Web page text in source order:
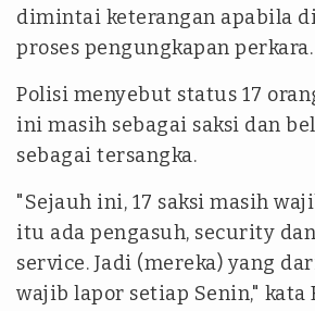
dimintai keterangan apabila
proses pengungkapan perkara.
Polisi menyebut status 17
ini masih sebagai saksi dan
sebagai tersangka.
"Sejauh ini, 17 saksi masih
itu ada pengasuh, security
service. Jadi (mereka) yang
wajib lapor setiap Senin," kata